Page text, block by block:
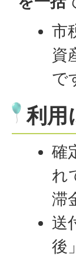
市
資
で
利用
確
れ
滞
送
後